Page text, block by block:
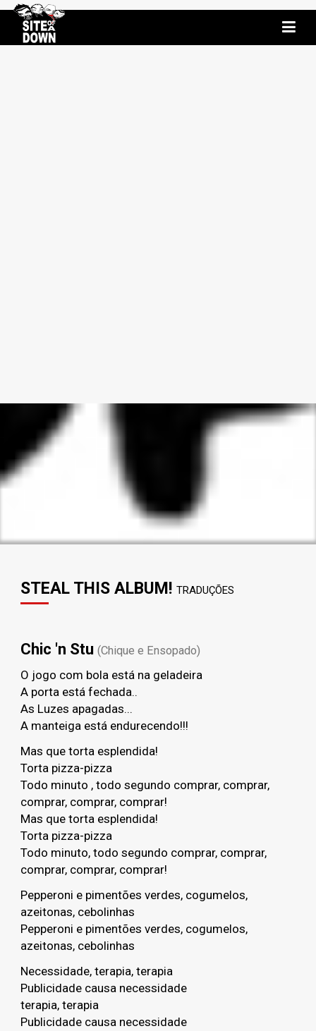
STEAL THIS ALBUM! TRADUÇÕES
Chic 'n Stu (Chique e Ensopado)
O jogo com bola está na geladeira
A porta está fechada..
As Luzes apagadas...
A manteiga está endurecendo!!!
Mas que torta esplendida!
Torta pizza-pizza
Todo minuto , todo segundo comprar, comprar,
comprar, comprar, comprar!
Mas que torta esplendida!
Torta pizza-pizza
Todo minuto, todo segundo comprar, comprar,
comprar, comprar, comprar!
Pepperoni e pimentões verdes, cogumelos,
azeitonas, cebolinhas
Pepperoni e pimentões verdes, cogumelos,
azeitonas, cebolinhas
Necessidade, terapia, terapia
Publicidade causa necessidade
terapia, terapia
Publicidade causa necessidade